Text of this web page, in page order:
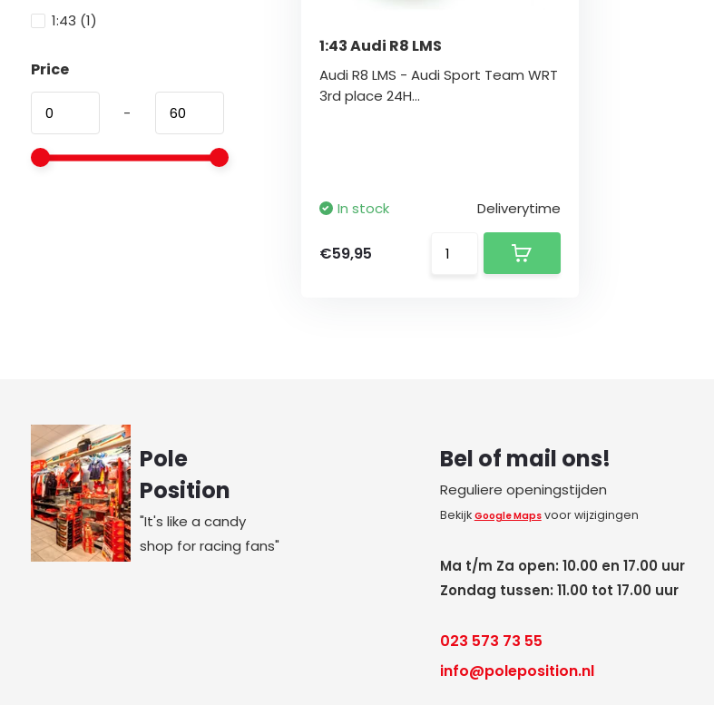
1:43 (1)
Price
-
1:43 Audi R8 LMS
Audi R8 LMS - Audi Sport Team WRT
3rd place 24H...
In stock Deliverytime
€59,95
Pole
Position
"It's like a candy
shop for racing fans"
Bel of mail ons!
Reguliere openingstijden
Bekijk Google Mapsvoor wijzigingen
Ma t/m Za open: 10.00 en 17.00 uur
Zondag tussen: 11.00 tot 17.00 uur
023 573 73 55
info@poleposition.nl